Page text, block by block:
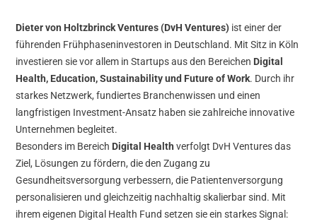
Dieter von Holtzbrinck Ventures (DvH Ventures) ist einer der
führenden Frühphaseninvestoren in Deutschland. Mit Sitz in Köln
investieren sie vor allem in Startups aus den Bereichen Digital
Health, Education, Sustainability und Future of Work. Durch ihr
starkes Netzwerk, fundiertes Branchenwissen und einen
langfristigen Investment-Ansatz haben sie zahlreiche innovative
Unternehmen begleitet.
Besonders im Bereich Digital Health verfolgt DvH Ventures das
Ziel, Lösungen zu fördern, die den Zugang zu
Gesundheitsversorgung verbessern, die Patientenversorgung
personalisieren und gleichzeitig nachhaltig skalierbar sind. Mit
ihrem eigenen Digital Health Fund setzen sie ein starkes Signal: